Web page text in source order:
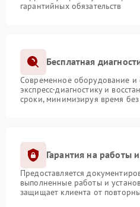
гарантийных обязательств
Бесплатная
Современное оборудование и
экспресс-диагностику и
сроки, минимизируя время без
Гарантия на работы
Предоставляется
выполненные работы и
защищает клиента от